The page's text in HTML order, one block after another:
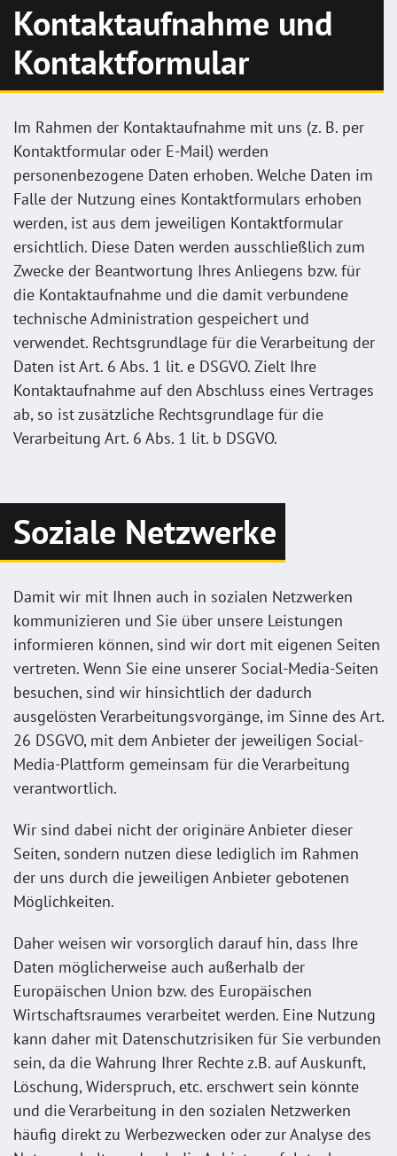
Kontaktaufnahme und
Kontaktformular
Im Rahmen der Kontaktaufnahme mit uns (z. B. per
Kontaktformular oder E-Mail) werden
personenbezogene Daten erhoben. Welche Daten im
Falle der Nutzung eines Kontaktformulars erhoben
werden, ist aus dem jeweiligen Kontaktformular
ersichtlich. Diese Daten werden ausschließlich zum
Zwecke der Beantwortung Ihres Anliegens bzw. für
die Kontaktaufnahme und die damit verbundene
technische Administration gespeichert und
verwendet. Rechtsgrundlage für die Verarbeitung der
Daten ist Art. 6 Abs. 1 lit. e DSGVO. Zielt Ihre
Kontaktaufnahme auf den Abschluss eines Vertrages
ab, so ist zusätzliche Rechtsgrundlage für die
Verarbeitung Art. 6 Abs. 1 lit. b DSGVO.
Soziale Netzwerke
Damit wir mit Ihnen auch in sozialen Netzwerken
kommunizieren und Sie über unsere Leistungen
informieren können, sind wir dort mit eigenen Seiten
vertreten. Wenn Sie eine unserer Social-Media-Seiten
besuchen, sind wir hinsichtlich der dadurch
ausgelösten Verarbeitungsvorgänge, im Sinne des Art.
26 DSGVO, mit dem Anbieter der jeweiligen Social-
Media-Plattform gemeinsam für die Verarbeitung
verantwortlich.
Wir sind dabei nicht der originäre Anbieter dieser
Seiten, sondern nutzen diese lediglich im Rahmen
der uns durch die jeweiligen Anbieter gebotenen
Möglichkeiten.
Daher weisen wir vorsorglich darauf hin, dass Ihre
Daten möglicherweise auch außerhalb der
Europäischen Union bzw. des Europäischen
Wirtschaftsraumes verarbeitet werden. Eine Nutzung
kann daher mit Datenschutzrisiken für Sie verbunden
sein, da die Wahrung Ihrer Rechte z.B. auf Auskunft,
Löschung, Widerspruch, etc. erschwert sein könnte
und die Verarbeitung in den sozialen Netzwerken
häufig direkt zu Werbezwecken oder zur Analyse des